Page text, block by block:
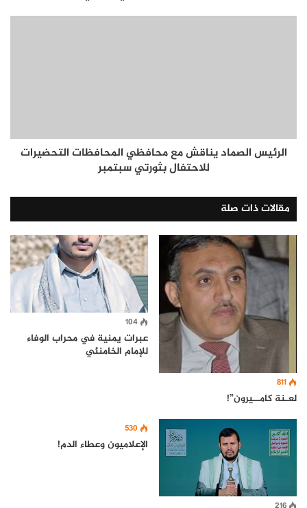
الرئيس الصماد يناقش مع محافظي المحافظات التحضيرات
للاحتفال بثورتي سبتمبر
مقالات ذات صلة
811
لعـنة كامــيرون”!
104
عبرات يمنية في محراب الوفاء
للإمام الخامنئي
530
الإعلاميون وعطاء الدم!